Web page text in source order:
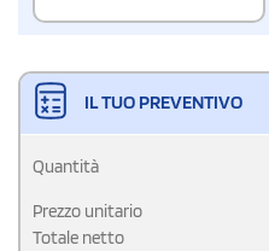
IL TUO PREVENTIVO
Quantità
Prezzo unitario
Totale netto